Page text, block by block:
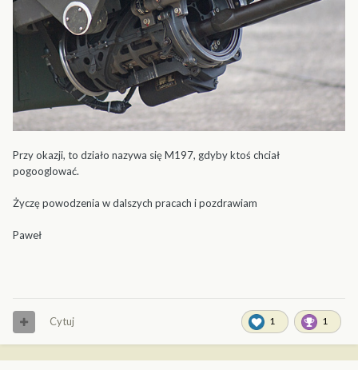
Przy okazji, to działo nazywa się M197, gdyby ktoś chciał
pogooglować.
Życzę powodzenia w dalszych pracach i pozdrawiam
Paweł
1 1
Cytuj